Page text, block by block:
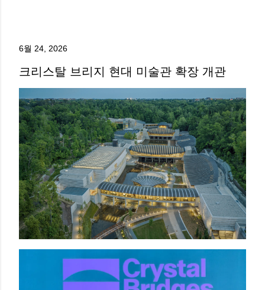
6월 24, 2026
크리스탈 브리지 현대 미술관 확장 개관